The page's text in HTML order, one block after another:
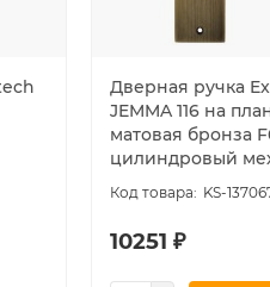
Дверная ручка
JEMMA 116 на
матовая бронза
цилиндровый
KS-
10251 ₽